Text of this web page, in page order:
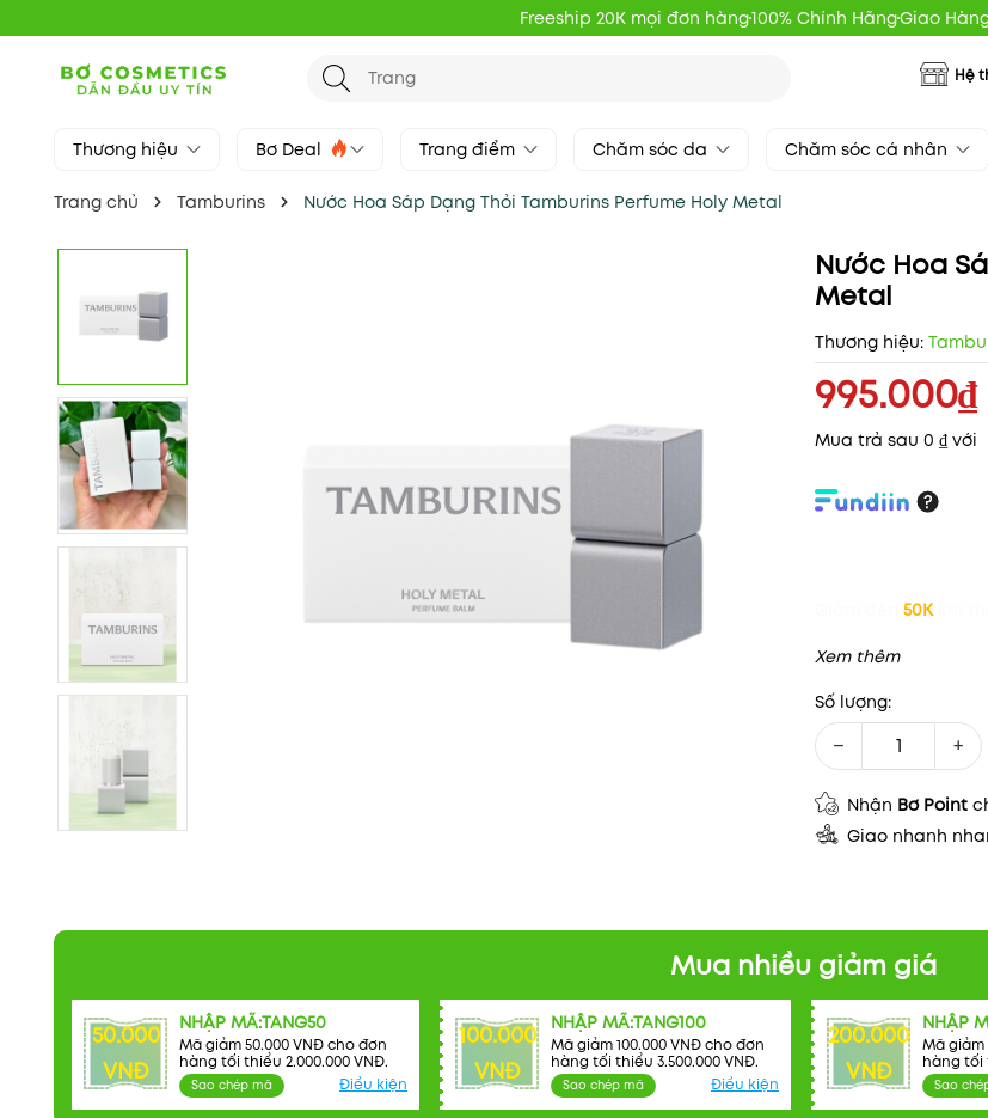
Freeship 20K mọi đơn hàng100% Chính HãngGiao
Hệ
Thương hiệu Bơ Deal Trang điểm Chăm sóc da Chăm sóc cá nhân
Trang chủ Tamburins Nước Hoa Sáp Dạng Thỏi Tamburins Perfume Holy Metal
Nước Hoa
Metal
Thương hiệu:
995.000₫
Mua trả sau 0 ₫ với
50K
Xem thêm
Số lượng:
− +
Nhận Bơ Point
Giao nhanh
Mua nhiều giảm giá
50.000
VNĐ
NHẬP MÃ:TANG50
Mã giảm 50.000 VNĐ cho đơn
hàng tối thiểu 2.000.000 VNĐ.
Sao chép mã Điều kiện
100.000
VNĐ
NHẬP MÃ:TANG100
Mã giảm 100.000 VNĐ cho đơn
hàng tối thiểu 3.500.000 VNĐ.
Sao chép mã Điều kiện
200.000
VNĐ
NHẬP
Mã giảm
hàng tối
Sao
Mã khuyến mãi:
Điều kiện: